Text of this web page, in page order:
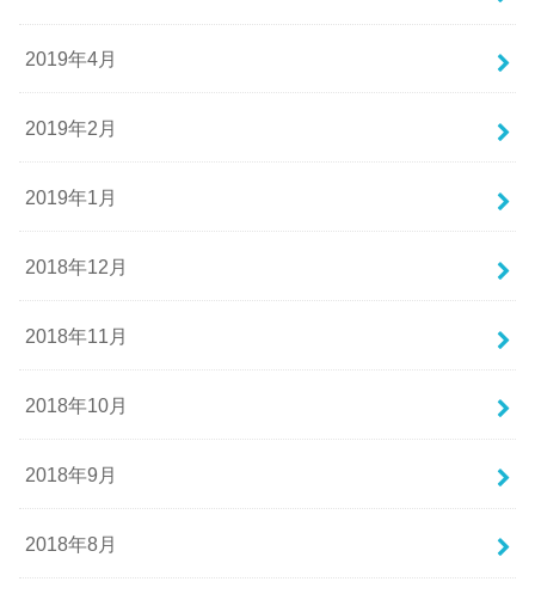
2019年4月
2019年2月
2019年1月
2018年12月
2018年11月
2018年10月
2018年9月
2018年8月